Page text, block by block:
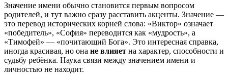
Значение имени обычно становится первым вопросом
родителей, и тут важно сразу расставить акценты. Значение —
это перевод исторических корней слова: «Виктор» означает
«победитель», «София» переводится как «мудрость», а
«Тимофей» — «почитающий Бога». Это интересная справка,
иногда красивая, но она не влияет на характер, способности и
судьбу ребёнка. Наука связи между значением имени и
личностью не находит.